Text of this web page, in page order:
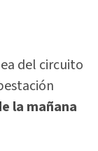
del circuito
la mañana